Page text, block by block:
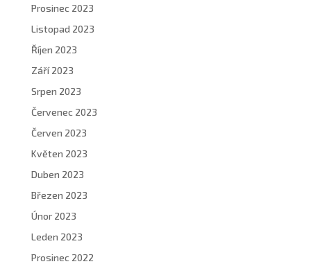
Prosinec 2023
Listopad 2023
Říjen 2023
Září 2023
Srpen 2023
Červenec 2023
Červen 2023
Květen 2023
Duben 2023
Březen 2023
Únor 2023
Leden 2023
Prosinec 2022